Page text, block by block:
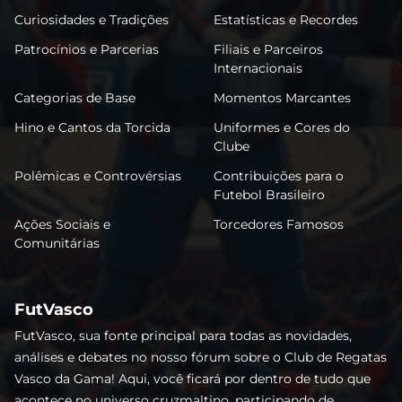
Curiosidades e Tradições
Estatísticas e Recordes
Patrocínios e Parcerias
Filiais e Parceiros
Internacionais
Categorias de Base
Momentos Marcantes
Hino e Cantos da Torcida
Uniformes e Cores do
Clube
Polêmicas e Controvérsias
Contribuições para o
Futebol Brasileiro
Ações Sociais e
Comunitárias
Torcedores Famosos
FutVasco
FutVasco, sua fonte principal para todas as novidades,
análises e debates no nosso fórum sobre o Club de Regatas
Vasco da Gama! Aqui, você ficará por dentro de tudo que